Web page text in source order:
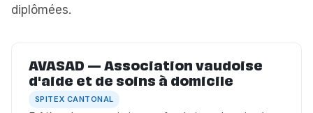
diplômées.
AVASAD — Association vaudoise
d'aide et de soins à domicile
SPITEX CANTONAL